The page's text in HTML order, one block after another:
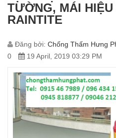
TƯỜNG, MÁI
RAINTITE
Đăng bởi: Chống Thấm Hưng
0
19 April, 2019 03:29 PM